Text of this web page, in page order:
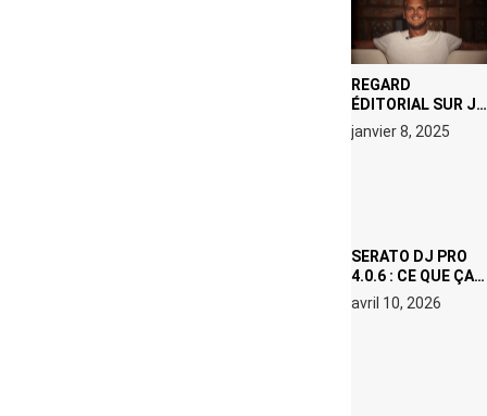
REGARD
ÉDITORIAL SUR JE
M’APPELLE TIM
(NETFLIX) : AVICII,
janvier 8, 2025
SERATO DJ PRO
4.0.6 : CE QUE ÇA
CHANGE, MÊME SI
VOUS N’ÊTES NI
avril 10, 2026